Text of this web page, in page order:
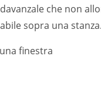
che non
sopra una